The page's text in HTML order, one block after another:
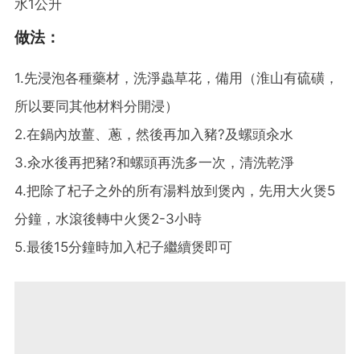
水1公升
做法：
1.先浸泡各種藥材，洗淨蟲草花，備用（淮山有硫磺，
所以要同其他材料分開浸）
2.在鍋內放薑、蔥，然後再加入豬?及螺頭汆水
3.汆水後再把豬?和螺頭再洗多一次，清洗乾淨
4.把除了杞子之外的所有湯料放到煲內，先用大火煲5
分鐘，水滾後轉中火煲2-3小時
5.最後15分鐘時加入杞子繼續煲即可